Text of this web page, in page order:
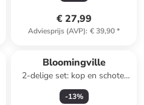
€ 27,99
Adviesprijs (AVP): € 39,90*
Bloomingville
2-delige set: kop en schotel
"Latina" lichtroze - 220 ml
-13%